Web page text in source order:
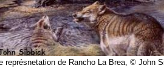
représnetation de Rancho La Brea, © John